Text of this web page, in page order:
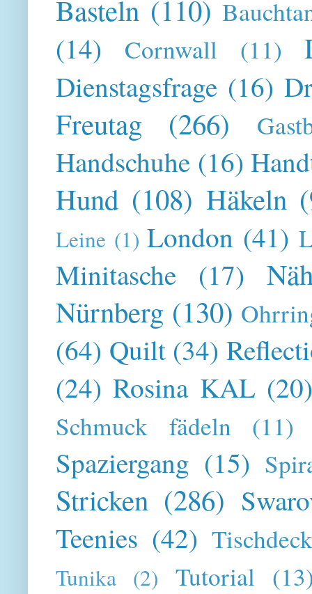
Basteln (110)
(14) Cornwall (11)
Dienstagsfrage (16)
Freutag (266)
Handschuhe (16)
Hund (108) Häkeln
Leine (1) London (41)
Minitasche (17)
Nürnberg (130)
(64) Quilt (34)
(24) Rosina KAL
Schmuck fädeln (11)
Spaziergang (15)
Stricken (286)
Teenies (42)
Tunika (2) Tutorial